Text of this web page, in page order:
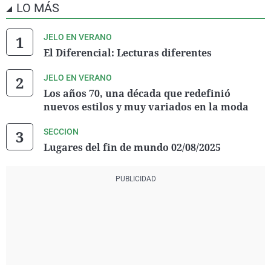
LO MÁS
JELO EN VERANO
El Diferencial: Lecturas diferentes
JELO EN VERANO
Los años 70, una década que redefinió
nuevos estilos y muy variados en la moda
SECCION
Lugares del fin de mundo 02/08/2025